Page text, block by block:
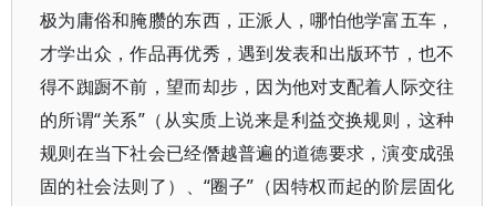
极为庸俗和腌臜的东西，正派人，哪怕他学富五车，
才学出众，作品再优秀，遇到发表和出版环节，也不
得不踟蹰不前，望而却步，因为他对支配着人际交往
的所谓“关系”（从实质上说来是利益交换规则，这种
规则在当下社会已经僭越普遍的道德要求，演变成强
固的社会法则了）、“圈子”（因特权而起的阶层固化